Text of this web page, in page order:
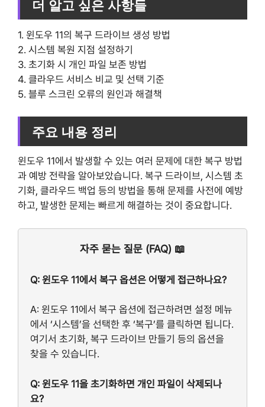
더 알고 싶은 사항들
1. 윈도우 11의 복구 드라이브 생성 방법
2. 시스템 복원 지점 설정하기
3. 초기화 시 개인 파일 보존 방법
4. 클라우드 서비스 비교 및 선택 기준
5. 블루 스크린 오류의 원인과 해결책
주요 내용 정리
윈도우 11에서 발생할 수 있는 여러 문제에 대한 복구 방법
과 예방 전략을 알아보았습니다. 복구 드라이브, 시스템 초
기화, 클라우드 백업 등의 방법을 통해 문제를 사전에 예방
하고, 발생한 문제는 빠르게 해결하는 것이 중요합니다.
자주 묻는 질문 (FAQ) 📖
Q: 윈도우 11에서 복구 옵션은 어떻게 접근하나요?
A: 윈도우 11에서 복구 옵션에 접근하려면 설정 메뉴
에서 ‘시스템’을 선택한 후 ‘복구’를 클릭하면 됩니다.
여기서 초기화, 복구 드라이브 만들기 등의 옵션을
찾을 수 있습니다.
Q: 윈도우 11을 초기화하면 개인 파일이 삭제되나
요?